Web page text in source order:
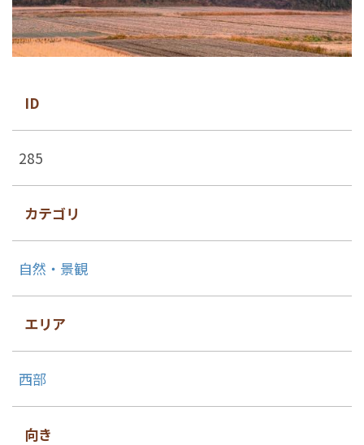
ID
285
カテゴリ
自然・景観
エリア
西部
向き